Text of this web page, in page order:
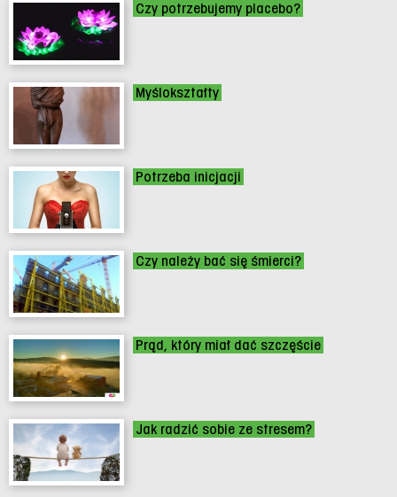
Czy potrzebujemy placebo?
Myślokształty
Potrzeba inicjacji
Czy należy bać się śmierci?
Prąd, który miał dać szczęście
Jak radzić sobie ze stresem?